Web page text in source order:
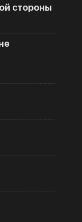
стороны